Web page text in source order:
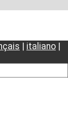
italiano